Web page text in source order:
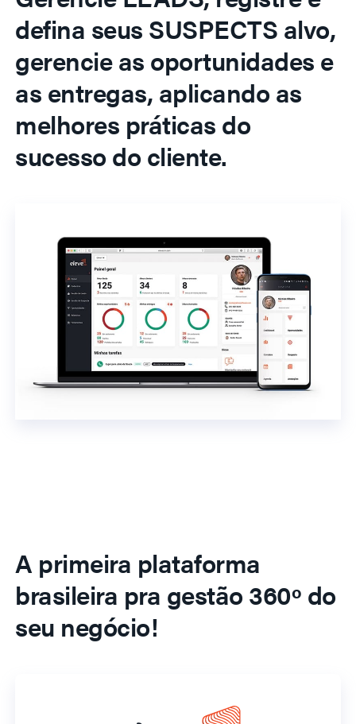
defina seus SUSPECTS alvo,
gerencie as oportunidades e
as entregas, aplicando as
melhores práticas do
sucesso do cliente.
A primeira plataforma
brasileira pra gestão 360º do
seu negócio!